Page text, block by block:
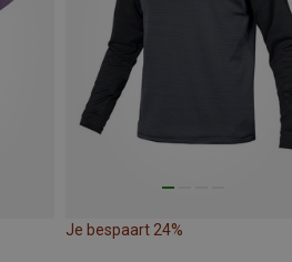
Je bespaart 24%